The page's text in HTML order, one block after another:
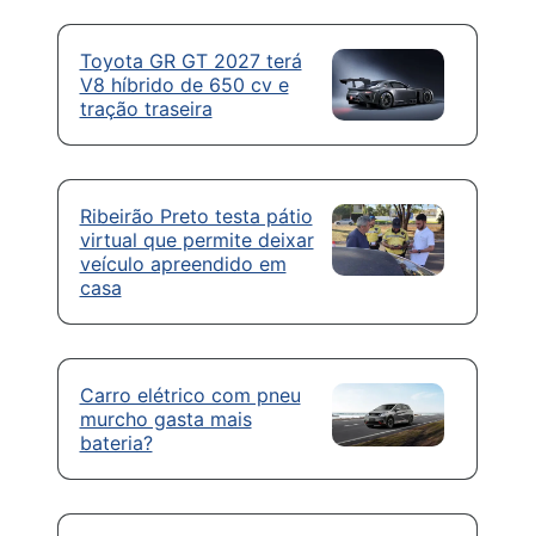
Toyota GR GT 2027 terá
V8 híbrido de 650 cv e
tração traseira
Ribeirão Preto testa pátio
virtual que permite deixar
veículo apreendido em
casa
Carro elétrico com pneu
murcho gasta mais
bateria?